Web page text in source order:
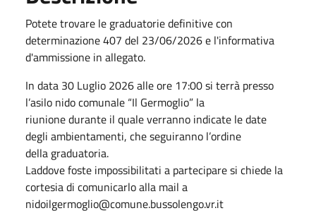
Potete trovare le graduatorie definitive con
determinazione 407 del 23/06/2026 e l'informativa
d'ammissione in allegato.
In data 30 Luglio 2026 alle ore 17:00 si terrà presso
l’asilo nido comunale “Il Germoglio” la
riunione durante il quale verranno indicate le date
degli ambientamenti, che seguiranno l’ordine
della graduatoria.
Laddove foste impossibilitati a partecipare si chiede la
cortesia di comunicarlo alla mail a
nidoilgermoglio@comune.bussolengo.vr.it